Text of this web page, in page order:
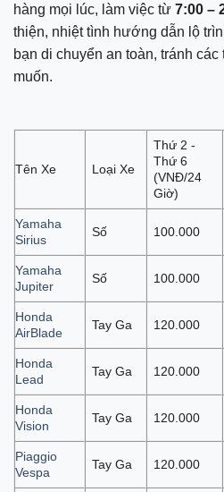
hàng mọi lúc, làm việc từ 7:00 –
thiện, nhiệt tình hướng dẫn lộ
bạn di chuyển an toàn, tránh
muốn.
Tên Xe Loại Xe
Thứ 2 -
Thứ 6
(VNĐ/24
Giờ)
Yamaha
Sirius
Số 100.000
Yamaha
Jupiter
Số 100.000
Honda
AirBlade
Tay Ga 120.000
Honda
Lead
Tay Ga 120.000
Honda
Vision
Tay Ga 120.000
Piaggio
Vespa
Tay Ga 120.000